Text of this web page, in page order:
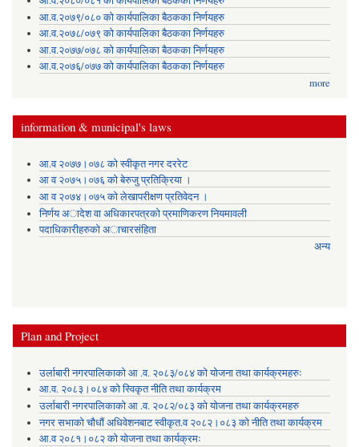
आ.व.२०७९/०८० को कार्यपालिका बैठकका निर्णयहरु
आ.व.२०७८/०७९ को कार्यपालिका बैठकका निर्णयहरु
आ.व.२०७७/०७८ को कार्यपालिका बैठकका निर्णयहरु
आ.व.२०७६/०७७ को कार्यपालिका बैठकका निर्णयहरु
more
information & municipal's laws
आ.व २०७७।०७८ को स्वीकृत नगर दररेट
आ व २०७५।०७६ को बेरुजु प्रतिक्रिया ।
आ व २०७४।०७५ काे लेखापरीक्षण प्रतिवेदन ।
निर्णय अादेश वा अधिकारपत्रकाे प्रमाणिकरण नियमावली
पदाधिकारीहरुको अाचारसंहिता
अन्य
Plan and Project
उर्लाबारी नगरपालिकाको आ .व. २०८३/०८४ को योजना तथा कार्यक्रमहरुः
आ.व. २०८३।०८४ को स्विकृत नीति तथा कार्यक्रम
उर्लाबारी नगरपालिकाको आ .व. २०८२/०८३ को योजना तथा कार्यक्रमहरु
नगर सभाको चौधौं अधिवेशनबाट स्वीकृत.व २०८२।०८३ को नीति तथा कार्यक्रम
आ.व २०८१।०८२ को योजना तथा कार्यक्रमः